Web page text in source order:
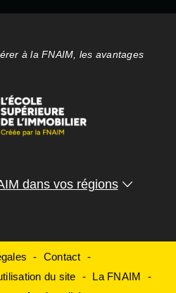
à la FNAIM, les avantages
dans vos régions
Contact
du site
La FNAIM